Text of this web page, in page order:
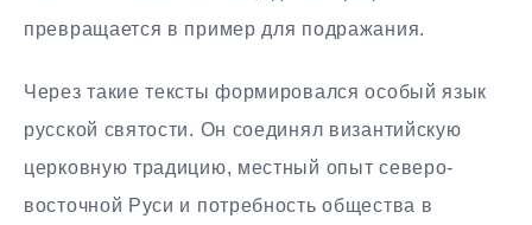
превращается в пример для подражания.
Через такие тексты формировался особый язык
русской святости. Он соединял византийскую
церковную традицию, местный опыт северо-
восточной Руси и потребность общества в